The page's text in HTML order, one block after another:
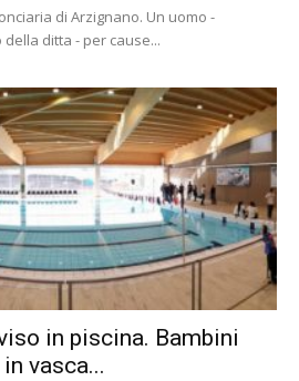
di Arzignano. Un uomo -
ditta - per cause...
in piscina. Bambini
vasca...